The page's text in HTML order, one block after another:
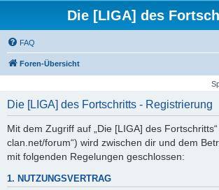
Die [LIGA] des
FAQ
Foren-Übersicht
Die [LIGA] des Fortschritts - Registrierung
Mit dem Zugriff auf „Die [LIGA] des
clan.net/forum“) wird zwischen dir und dem
mit folgenden Regelungen geschlossen:
1. NUTZUNGSVERTRAG